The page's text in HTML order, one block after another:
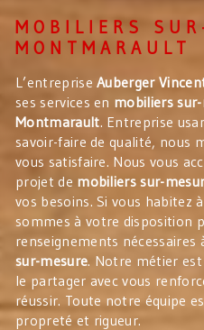
MOBILIERS SUR-MESURE À
MONTMARAULT
L’entrepriseAuberger
ses services en mobiliers
Montmarault. Entreprise
savoir-faire de qualité, nous
vous satisfaire. Nous vous
projet de mobiliers sur-
vos besoins. Si vous habitez à
sommes à votre disposition
renseignements nécessaires
sur-mesure. Notre métier
le partager avec vous
réussir. Toute notre équipe
propreté et rigueur.